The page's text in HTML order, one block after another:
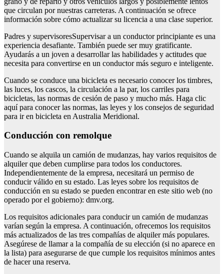
que circulan por nuestras carreteras. A continuación se ofrece
información sobre cómo actualizar su licencia a una clase superior.
Padres y supervisoresSupervisar a un conductor principiante es una
experiencia desafiante. También puede ser muy gratificante.
Ayudarás a un joven a desarrollar las habilidades y actitudes que
necesita para convertirse en un conductor más seguro e inteligente.
Cuando se conduce una bicicleta es necesario conocer los timbres,
las luces, los cascos, la circulación a la par, los carriles para
bicicletas, las normas de cesión de paso y mucho más. Haga clic
aquí para conocer las normas, las leyes y los consejos de seguridad
para ir en bicicleta en Australia Meridional.
Conducción con remolque
Cuando se alquila un camión de mudanzas, hay varios requisitos de
alquiler que deben cumplirse para todos los conductores.
Independientemente de la empresa, necesitará un permiso de
conducir válido en su estado. Las leyes sobre los requisitos de
conducción en su estado se pueden encontrar en este sitio web (no
operado por el gobierno): dmv.org.
Los requisitos adicionales para conducir un camión de mudanzas
varían según la empresa. A continuación, ofrecemos los requisitos
más actualizados de las tres compañías de alquiler más populares.
Asegúrese de llamar a la compañía de su elección (si no aparece en
la lista) para asegurarse de que cumple los requisitos mínimos antes
de hacer una reserva.